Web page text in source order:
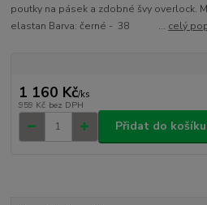
poutky na pásek a zdobné švy overlock.
elastan Barva: černé - 38 ... celý
1 160 Kč/ks
959 Kč bez DPH
Přidat do košíku